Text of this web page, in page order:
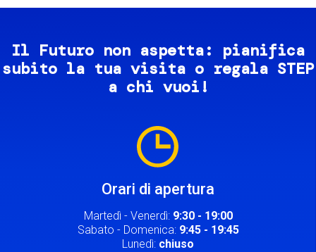
Il Futuro non aspetta: pianifica
subito la tua visita o regala STEP
a chi vuoi!
Orari di apertura
Martedì - Venerdì: 9:30 - 19:00
Sabato - Domenica: 9:45 - 19:45
Lunedì: chiuso